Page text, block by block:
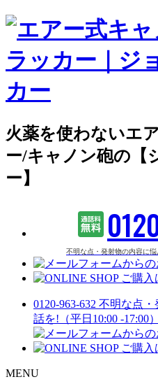
火薬を使わないエ
ー/キャノン砲の【
ー】
不明な点・発射物の内容に
0120-963-632 不明な点・
話を!（平日10:00 -17:00）
MENU